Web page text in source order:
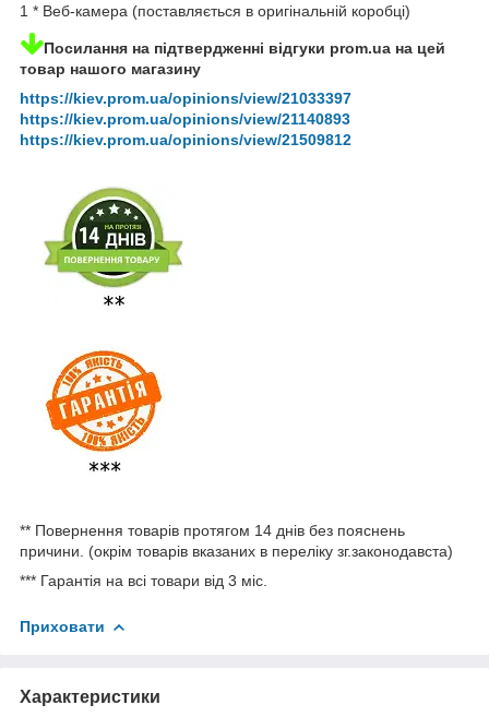
1 * Веб-камера (поставляється в оригінальній коробці)
Посилання на підтвердженні відгуки prom.ua на цей
товар нашого магазину
https://kiev.prom.ua/opinions/view/21033397
https://kiev.prom.ua/opinions/view/21140893
https://kiev.prom.ua/opinions/view/21509812
** Повернення товарів протягом 14 днів без пояснень
причини. (окрім товарів вказаних в переліку зг.законодавста)
*** Гарантія на всі товари від 3 міс.
Приховати
Характеристики